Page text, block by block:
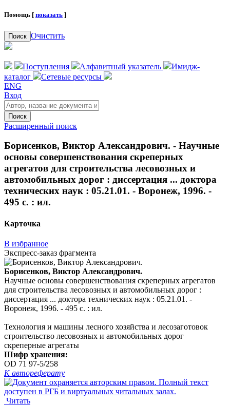
Помощь [ показать ]
Поиск Очистить
Поступления Алфавитный указатель
Имидж-
каталог
Сетевые ресурсы
ENG
Вход
Поиск
Расширенный поиск
Борисенков, Виктор Александрович. - Научные
основы совершенствования скреперных
агрегатов для строительства лесовозных и
автомобильных дорог : диссертация ... доктора
технических наук : 05.21.01. - Воронеж, 1996. -
495 с. : ил.
Карточка
В избранное
Экспресс-заказ фрагмента
Борисенков, Виктор Александрович.
Научные основы совершенствования скреперных агрегатов
для строительства лесовозных и автомобильных дорог :
диссертация ... доктора технических наук : 05.21.01. -
Воронеж, 1996. - 495 с. : ил.
Технология и машины лесного хозяйства и лесозаготовок
строительство лесовозных и автомобильных дорог
скреперные агрегаты
Шифр хранения:
OD 71 97-5/258
К автореферату
Читать